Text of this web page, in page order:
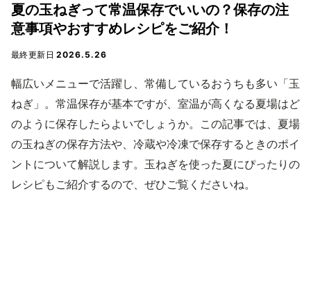
夏の玉ねぎって常温保存でいいの？保存の注
意事項やおすすめレシピをご紹介！
最終更新日2026.5.26
幅広いメニューで活躍し、常備しているおうちも多い「玉
ねぎ」。常温保存が基本ですが、室温が高くなる夏場はど
のように保存したらよいでしょうか。この記事では、夏場
の玉ねぎの保存方法や、冷蔵や冷凍で保存するときのポイ
ントについて解説します。玉ねぎを使った夏にぴったりの
レシピもご紹介するので、ぜひご覧くださいね。